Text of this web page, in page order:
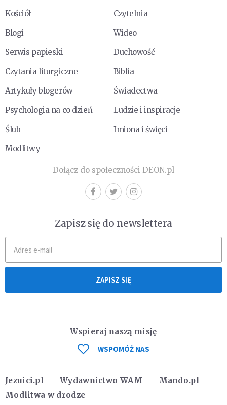
Kościół
Czytelnia
Blogi
Wideo
Serwis papieski
Duchowość
Czytania liturgiczne
Biblia
Artykuły blogerów
Świadectwa
Psychologia na co dzień
Ludzie i inspiracje
Ślub
Imiona i święci
Modlitwy
Dołącz do społeczności DEON.pl
Zapisz się do newslettera
ZAPISZ SIĘ
Jezuici.pl Wydawnictwo WAM
Mando.pl
Modlitwa w drodze
Wspieraj naszą misję
WSPOMÓŻ NAS